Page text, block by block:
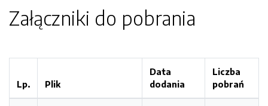
Załączniki do pobrania
Lp. Plik
Data
dodania
Liczba
pobrań